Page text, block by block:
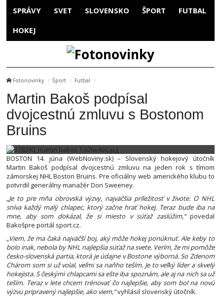
SPRÁVY SVET SLOVENSKO ŠPORT FUTBAL
HOKEJ
Fotonovinky Šport Futbal
Martin Bakoš podpísal
dvojcestnú zmluvu s Bostonom
Bruins
BOSTON 14. júna (WebNoviny.sk) – Slovenský hokejový útočník
Martin Bakoš podpísal dvojcestnú zmluvu na jeden rok s tímom
zámorskej NHL Boston Bruins. Pre oficiálny web amerického klubu to
potvrdil generálny manažér Don Sweeney.
„Je to pre mňa obrovská výzvy, najväčšia príležitosť v živote. O NHL
sníva každý malý chlapec, ktorý začne hrať hokej. Teraz bude iba na
mne, aby som dokázal, že si miesto v súťaž zaslúžim,“povedal
Bakošpre portál sport.cz.
„Viem, že ma čaká najväčší boj, aký môže hokej ponúknuť. Ale keby to
bolo inak, nebola by NHL najlepšia súťaž na svete. Verím, že mi pomôže
česko-slovenská partia, ktorá je údajne v Bostone výborná. So Zdenom
Chárom som si už volal, veľmi sa naňho teším. Je to veľký líder a skvelý
hokejista. S českými chlapcami sa ešte iba spoznám, ale aj na nich sa už
teším. Teraz v lete chcem trénovať čo najlepšie, aby som bol na novú
výzvu pripravený najlepšie, ako viem,“vyhlásil slovenský útočník.